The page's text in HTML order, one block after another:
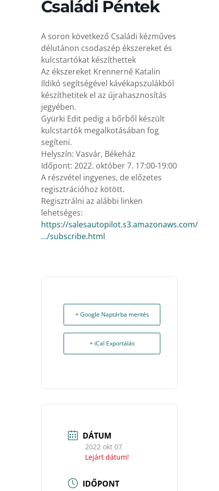
Családi Péntek
A soron következő Családi kézműves
délutánon csodaszép ékszereket és
kulcstartókat készíthettek
Az ékszereket Krennerné Katalin
Ildikó segítségével kávékapszulákból
készíthetitek el az újrahasznosítás
jegyében.
Gyürki Edit pedig a bőrből készült
kulcstartók megalkotásában fog
segíteni.
Helyszín: Vasvár, Békeház
Időpont: 2022. október 7. 17:00-19:00
A részvétel ingyenes, de előzetes
regisztrációhoz kötött.
Regisztrálni az alábbi linken
lehetséges:
https://salesautopilot.s3.amazonaws.com/
…/subscribe.html
+ Google Naptárba mentés
+ iCal Exportálás
DÁTUM
2022 okt 07
Lejárt dátum!
IDŐPONT